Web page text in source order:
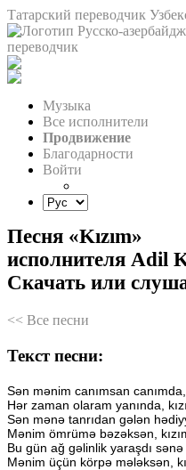
Татарский переводчик
Музыка
Все исполнители
Продвижение
Благодарности
Войти
Песня «Kızım»
исполнителя Adil
Скачать или
<< Все песни
Текст песни:
Sən mənim canımsan canımda,
Hər zaman olaram yanında,
Sən mənə tanrıdan gələn
Mənim ömrümə bəzəksən,
Bu gün ağ gəlinlik yaraşdı sənə
Mənim üçün körpə mələksən,